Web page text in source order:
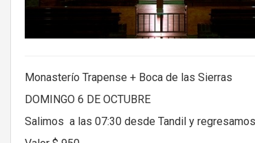
Monasterío Trapense + Boca de las Sierras
DOMINGO 6 DE OCTUBRE
Salimos a las 07:30 desde Tandil y